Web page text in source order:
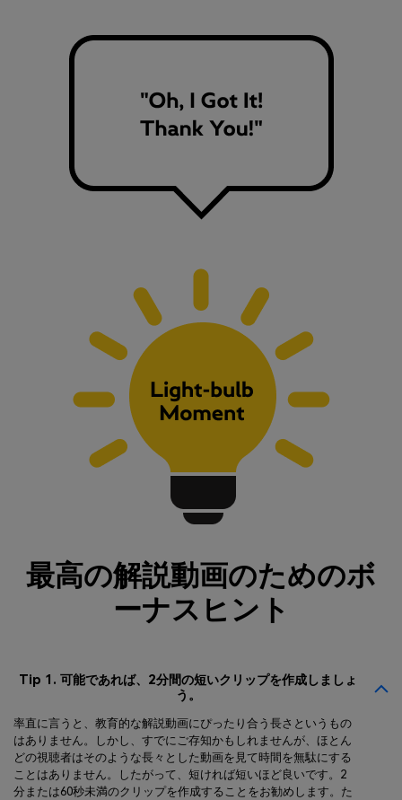
最高の解説動画のためのボ
ーナスヒント
Tip 1. 可能であれば、2分間の短いクリップを作成しましょ
う。
率直に言うと、教育的な解説動画にぴったり合う長さというもの
はありません。しかし、すでにご存知かもしれませんが、ほとん
どの視聴者はそのような長々とした動画を見て時間を無駄にする
ことはありません。したがって、短ければ短いほど良いです。2
分または60秒未満のクリップを作成することをお勧めします。た